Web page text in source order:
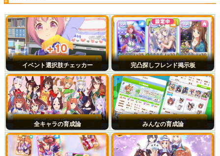
イベント選択肢チェッカー 完凸探しフレンド掲示板
全キャラの育成論 みんなの育成論